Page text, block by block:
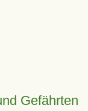
Gefährten